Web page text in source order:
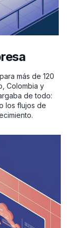
más de 120
Colombia y
de todo:
los flujos de